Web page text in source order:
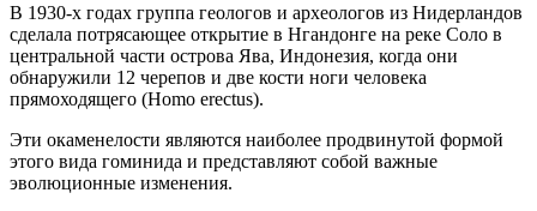
В 1930-х годах группа геологов и археологов из Нидерландов
сделала потрясающее открытие в Нгандонге на реке Соло в
центральной части острова Ява, Индонезия, когда они
обнаружили 12 черепов и две кости ноги человека
прямоходящего (Homo erectus).
Эти окаменелости являются наиболее продвинутой формой
этого вида гоминида и представляют собой важные
эволюционные изменения.